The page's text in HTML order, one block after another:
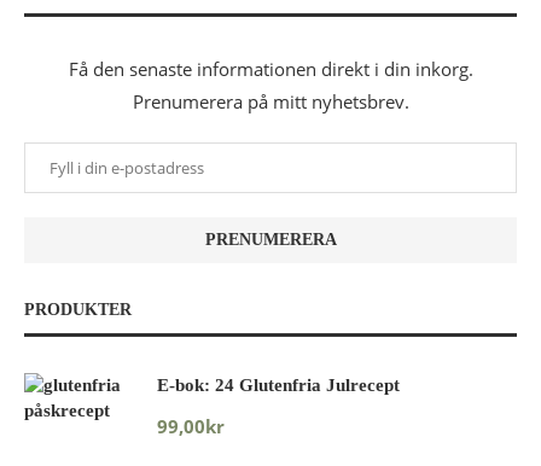
Få den senaste informationen direkt i din inkorg.
Prenumerera på mitt nyhetsbrev.
PRODUKTER
E-bok: 24 Glutenfria Julrecept
99,00kr